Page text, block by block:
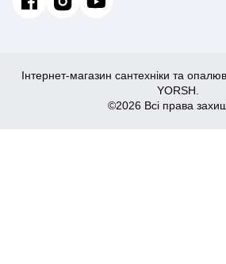
Інтернет-магазин сантехніки та
YORSH.
©2026 Всі права